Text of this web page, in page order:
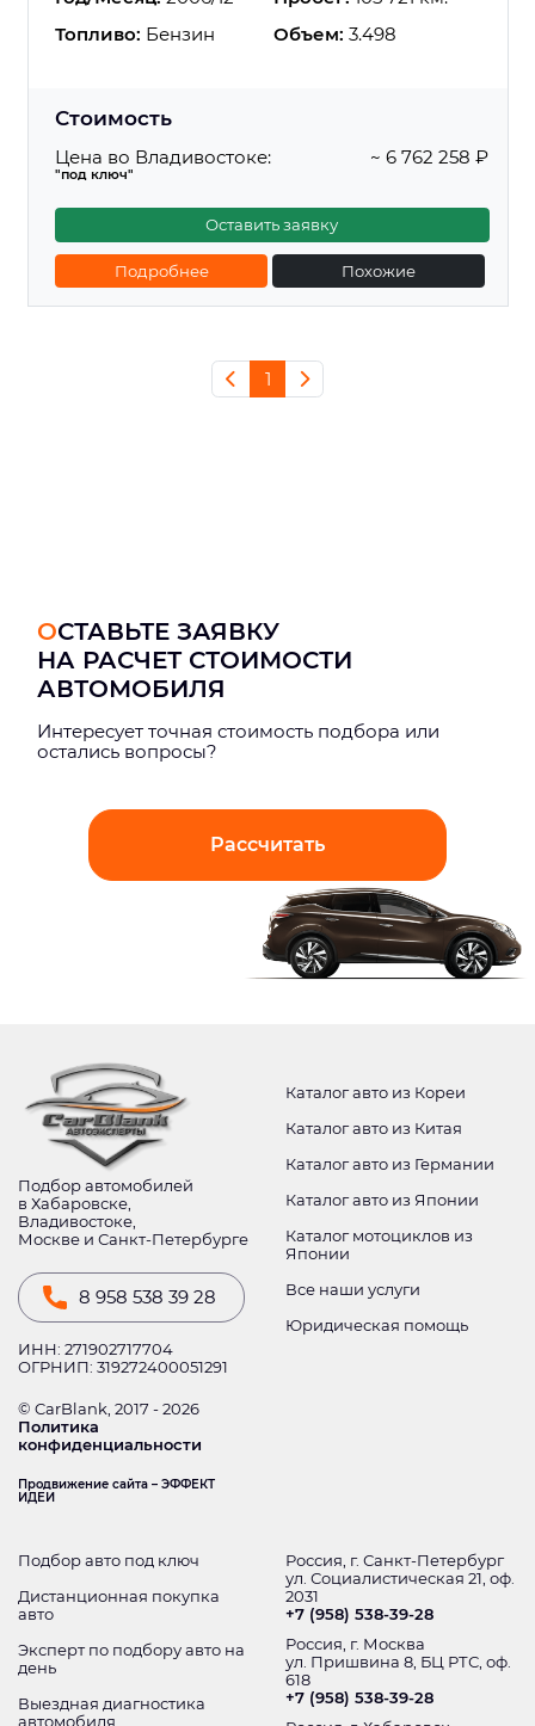
Топливо: Бензин Объем: 3.498
Стоимость
Цена во Владивостоке:
"под ключ"
~ 6 762 258 ₽
Оставить заявку
Подробнее Похожие
1
ОСТАВЬТЕ ЗАЯВКУ
НА РАСЧЕТ СТОИМОСТИ
АВТОМОБИЛЯ
Интерeсует точная стоимость подбора или
остались вопросы?
Рассчитать
Подбор автомобилей
в Хабаровске,
Владивостоке,
Москве и Санкт-Петербурге
8 958 538 39 28
ИНН: 271902717704
ОГРНИП: 319272400051291
© CarBlank, 2017 - 2026
Политика
конфиденциальности
Продвижение сайта – ЭФФЕКТ
ИДЕИ
Каталог авто из Кореи
Каталог авто из Китая
Каталог авто из Германии
Каталог авто из Японии
Каталог мотоциклов из
Японии
Все наши услуги
Юридическая помощь
Подбор авто под ключ
Дистанционная покупка
авто
Эксперт по подбору авто на
день
Выездная диагностика
автомобиля
Россия, г. Санкт-Петербург
ул. Социалистическая 21, оф.
2031
+7 (958) 538-39-28
Россия, г. Москва
ул. Пришвина 8, БЦ РТС, оф.
618
+7 (958) 538-39-28